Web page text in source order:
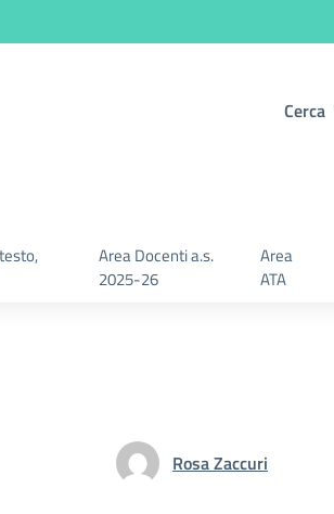
Cerca
Area Docenti a.s.
2025-26
Area
ATA
Rosa Zaccuri